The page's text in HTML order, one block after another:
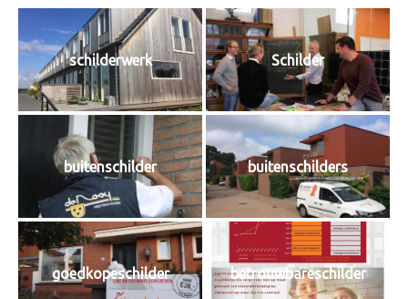
schilderwerk Schilder
buitenschilder buitenschilders
goedkopeschilder betrouwbareschilder